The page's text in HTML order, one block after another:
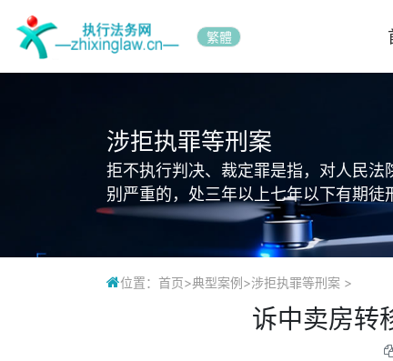
繁體
涉拒执罪等刑案
拒不执行判决、裁定罪是指，对人民
别严重的，处三年以上七年以下有期徒
位置： 首页>典型案例 >涉拒执罪等刑案 >
诉中卖房转